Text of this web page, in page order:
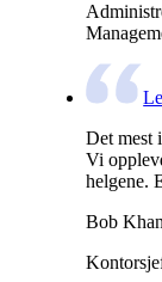
Det mest
Vi
helgene.
Bob